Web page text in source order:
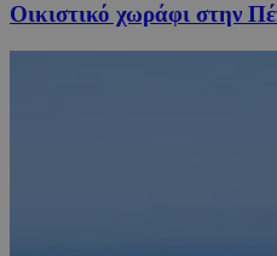
Οικιστικό χωράφι στην